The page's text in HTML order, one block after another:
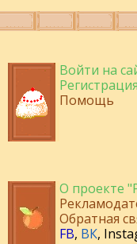
Войти на
Регистрация
Помощь
О проекте
Обратная
FB, ВК,